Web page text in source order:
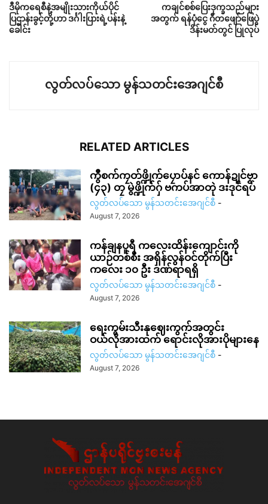
ဒီမိုကရေစီနဲ့အမျိုးသားကိုယ်ပိုင်
ပြဌာန်းခွင့်တို့ဟာ ဒင်္ဂါးပြားရဲ့ပန်းနဲ့
ခေါင်း
ကချင်စစ်ပြေးဒုက္ခသည်များ
အတွက် ရန်ပုံငွေ ဂီတဖျော်ဖြေပွဲ
ဒိန်းမတ်တွင် ပြုလုပ်
လွတ်လပ်သော မွန်သတင်းအေဂျင်စီ
RELATED ARTICLES
ကွဳစက်ကၠတ်ဖ္ဍိုက်ပၠောပ်နင် ကောန်ဍုင်ဗၟာ
(၄၃) တၠ မွဲဖ္ဍိုက်ဂှ် ဗကပ်အာတုဲ ဒးဒုင်ရပ်
လွတ်လပ်သော မွန်သတင်းအေဂျင်စီ -
August 7, 2026
ကန်ချနပူရီ ကလေးထိန်းကျောင်းကို
ယာဉ်တစ်စီး အရှိန်လွန်ဝင်တိုက်ပြီး
ကလေး ၁၀ ဦး ဒဏ်ရာရရှိ
လွတ်လပ်သော မွန်သတင်းအေဂျင်စီ -
August 7, 2026
ရေးကွမ်းသီးနုဈေးကွက်အတွင်း
ဝယ်လိုအားထက် ရောင်းလိုအားပိုများနေ
လွတ်လပ်သော မွန်သတင်းအေဂျင်စီ -
August 7, 2026